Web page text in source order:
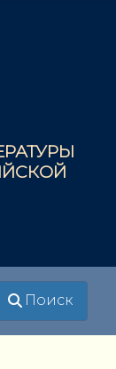
Поиск